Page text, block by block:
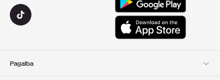
Pagalba